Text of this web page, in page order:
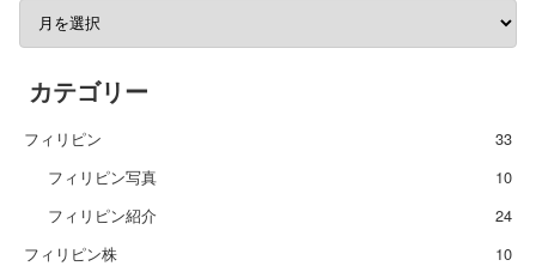
カテゴリー
フィリピン
33
フィリピン写真
10
フィリピン紹介
24
フィリピン株
10